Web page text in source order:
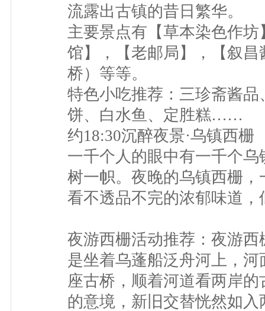
流露出古镇的昔日繁华。
主要景点有【草本染色作
馆】，【老邮局】，【叙
桥）等等。
特色小吃推荐：三珍斋酱
饼、白水鱼、定胜糕……
约18:30沉醉夜景·乌镇西栅
一千个人的眼中有一千个
树一帜。夜晚的乌镇西栅
看不透品不完的浓郁味道
夜游西栅活动推荐：夜游
是坐着乌蓬船泛舟河上，
座古桥，顺着河道看两岸
的意境，新旧交替恍然如